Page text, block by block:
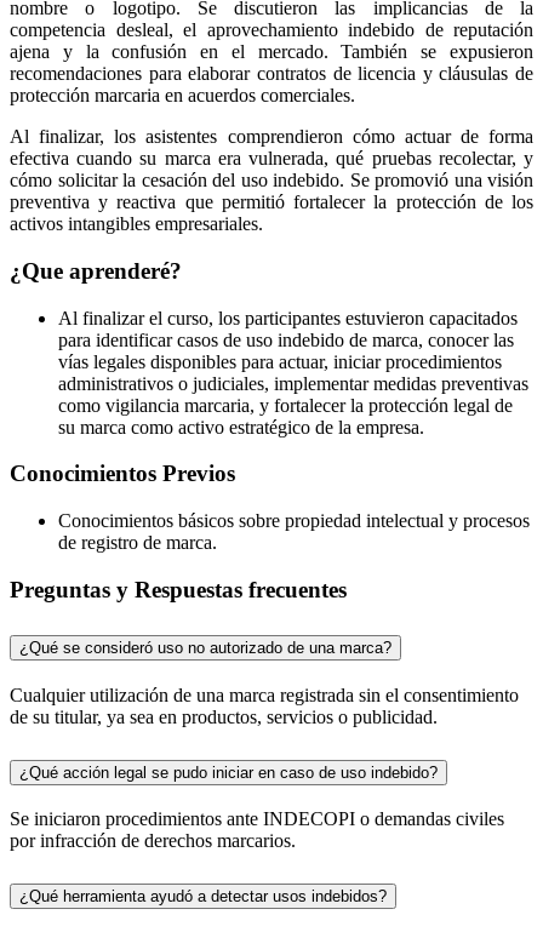
nombre o logotipo. Se discutieron las implicancias de la
competencia desleal, el aprovechamiento indebido de reputación
ajena y la confusión en el mercado. También se expusieron
recomendaciones para elaborar contratos de licencia y cláusulas de
protección marcaria en acuerdos comerciales.
Al finalizar, los asistentes comprendieron cómo actuar de forma
efectiva cuando su marca era vulnerada, qué pruebas recolectar, y
cómo solicitar la cesación del uso indebido. Se promovió una visión
preventiva y reactiva que permitió fortalecer la protección de los
activos intangibles empresariales.
¿Que aprenderé?
Al finalizar el curso, los participantes estuvieron capacitados
para identificar casos de uso indebido de marca, conocer las
vías legales disponibles para actuar, iniciar procedimientos
administrativos o judiciales, implementar medidas preventivas
como vigilancia marcaria, y fortalecer la protección legal de
su marca como activo estratégico de la empresa.
Conocimientos Previos
Conocimientos básicos sobre propiedad intelectual y procesos
de registro de marca.
Preguntas y Respuestas frecuentes
¿Qué se consideró uso no autorizado de una marca?
Cualquier utilización de una marca registrada sin el consentimiento
de su titular, ya sea en productos, servicios o publicidad.
¿Qué acción legal se pudo iniciar en caso de uso indebido?
Se iniciaron procedimientos ante INDECOPI o demandas civiles
por infracción de derechos marcarios.
¿Qué herramienta ayudó a detectar usos indebidos?